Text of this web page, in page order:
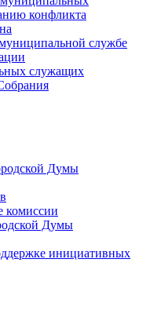
конфликта
службе
служащих
Думы
комиссии
Думы
инициативных